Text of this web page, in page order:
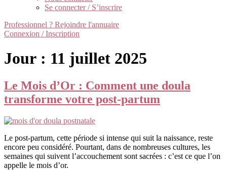
Se connecter / S’inscrire
Professionnel ? Rejoindre l'annuaire
Connexion / Inscription
Jour : 11 juillet 2025
Le Mois d’Or : Comment une doula
transforme votre post-partum
Le post-partum, cette période si intense qui suit la naissance, reste
encore peu considéré. Pourtant, dans de nombreuses cultures, les
semaines qui suivent l’accouchement sont sacrées : c’est ce que l’on
appelle le mois d’or.